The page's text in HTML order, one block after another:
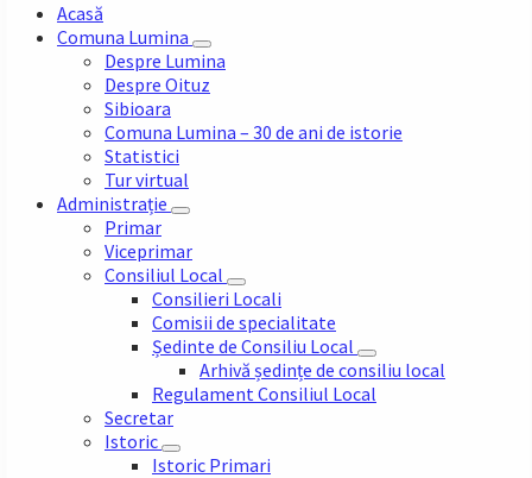
Acasă
Comuna Lumina
Despre Lumina
Despre Oituz
Sibioara
Comuna Lumina – 30 de ani de istorie
Statistici
Tur virtual
Administrație
Primar
Viceprimar
Consiliul Local
Consilieri Locali
Comisii de specialitate
Ședinte de Consiliu Local
Arhivă ședințe de consiliu local
Regulament Consiliul Local
Secretar
Istoric
Istoric Primari